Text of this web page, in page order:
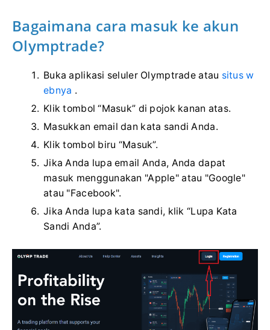
Bagaimana cara masuk ke akun
Olymptrade?
Buka aplikasi seluler Olymptrade atau situs w
ebnya .
Klik tombol “Masuk” di pojok kanan atas.
Masukkan email dan kata sandi Anda.
Klik tombol biru “Masuk”.
Jika Anda lupa email Anda, Anda dapat
masuk menggunakan "Apple" atau "Google"
atau "Facebook".
Jika Anda lupa kata sandi, klik “Lupa Kata
Sandi Anda”.